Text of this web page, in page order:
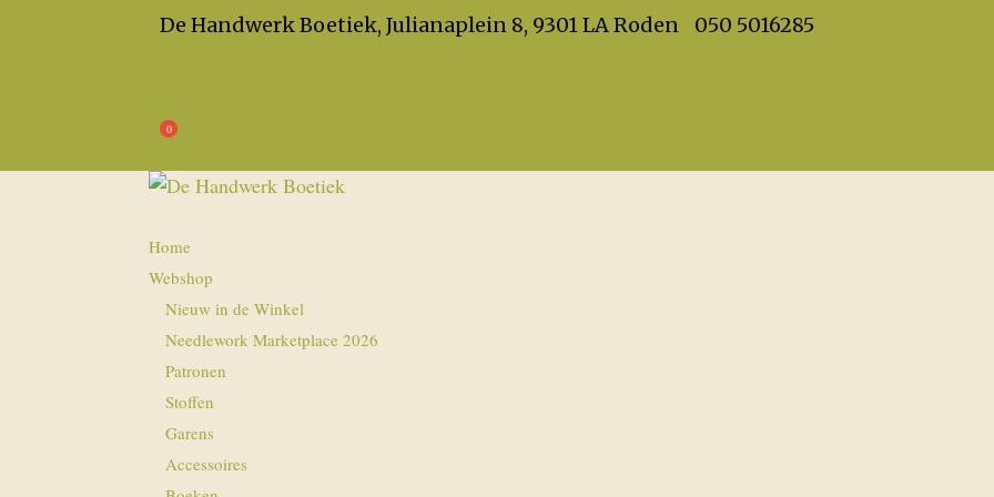
De Handwerk Boetiek, Julianaplein 8, 9301 LA Roden 050 5016285
Algemene Voorwaarden
Home
Webshop
Nieuw in de Winkel
Needlework Marketplace 2026
Patronen
Stoffen
Garens
Accessoires